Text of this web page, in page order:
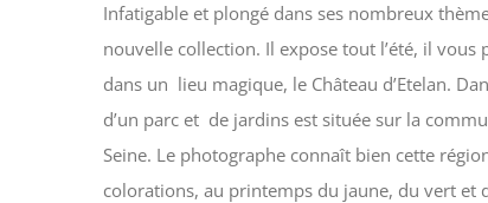
Infatigable et plongé dans ses nombreux
nouvelle collection. Il expose tout l’été, il vous
dans un lieu magique, le Château d’Etelan.
d’un parc et de jardins est située sur la
Seine. Le photographe connaît bien cette
colorations, au printemps du jaune, du vert et